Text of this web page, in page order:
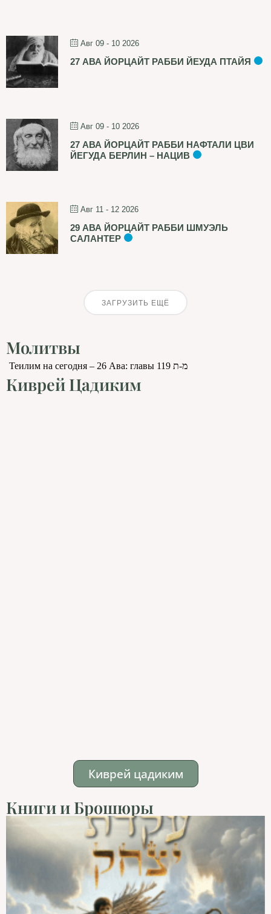
Авг 09 - 10 2026
27 АВА ЙОРЦАЙТ РАББИ ЙЕУДА ПТАЙЯ
Авг 09 - 10 2026
27 АВА ЙОРЦАЙТ РАББИ НАФТАЛИ ЦВИ
ЙЕГУДА БЕРЛИН – НАЦИВ
Авг 11 - 12 2026
29 АВА ЙОРЦАЙТ РАББИ ШМУЭЛЬ
САЛАНТЕР
ЗАГРУЗИТЬ ЕЩЁ
Молитвы
Теилим на сегодня – 26 Ава: главы 119 מ-ת
Киврей Цадиким
Киврей цадиким
Книги и Брошюры